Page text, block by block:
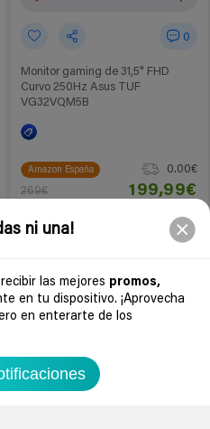
ni una!
las mejores promos,
en tu dispositivo. ¡Aprovecha
en enterarte de los
0
Monitor gaming de 31,5" FHD
Curvo 250Hz Asus TUF
VG32VQM5B
Amazon España
0.00€
269€
199,99€
si compras derivado de
de Afiliado de Amazon, se obtienen
requisitos aplicables. Esto no
se publican.